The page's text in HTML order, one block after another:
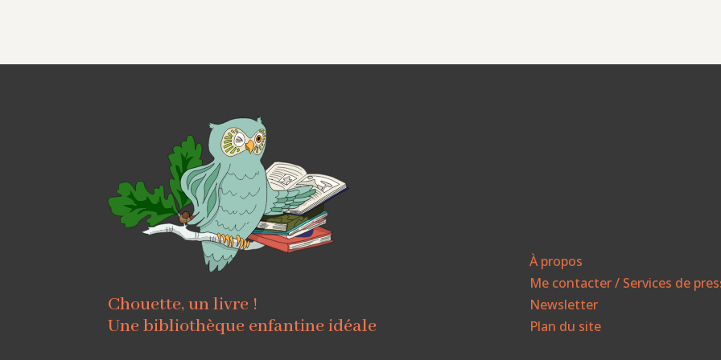
Chouette, un livre !
Une bibliothèque enfantine idéale
À propos
Me contacter / Services de
Newsletter
Plan du site